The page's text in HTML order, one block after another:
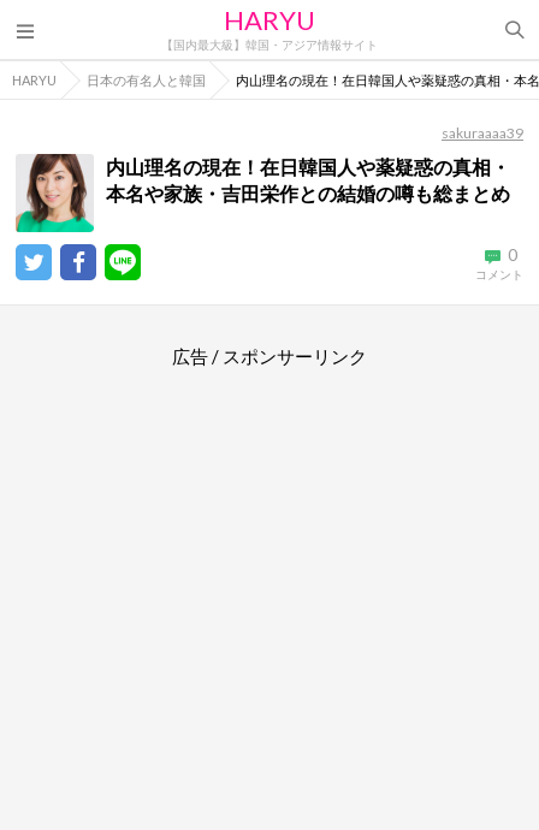
HARYU
【国内最大級】韓国・アジア情報サイト
HARYU 日本の有名人と韓国 内山理名の現在！在日韓国人や薬疑惑の真相・本
sakuraaaa39
内山理名の現在！在日韓国人や薬疑惑の真相・
本名や家族・吉田栄作との結婚の噂も総まとめ
0
コメント
広告 / スポンサーリンク